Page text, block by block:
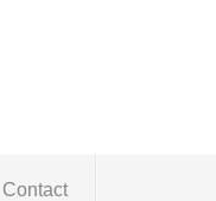
Contact